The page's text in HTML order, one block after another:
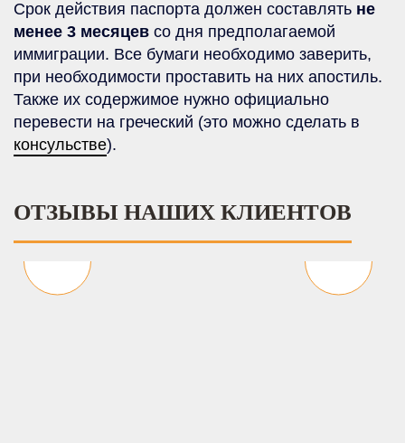
Срок действия паспорта должен составлять не
менее 3 месяцев со дня предполагаемой
иммиграции. Все бумаги необходимо заверить,
при необходимости проставить на них апостиль.
Также их содержимое нужно официально
перевести на греческий (это можно сделать в
консульстве).
ОТЗЫВЫ НАШИХ КЛИЕНТОВ